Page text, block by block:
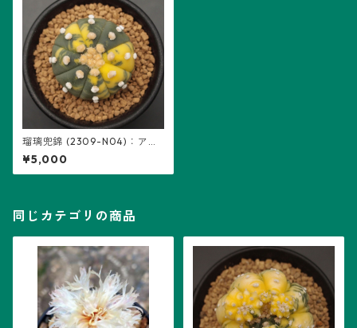
瑠璃兜錦 (2309-N04)：アス
トロフィツム属 ※実生
¥5,000
同じカテゴリの商品